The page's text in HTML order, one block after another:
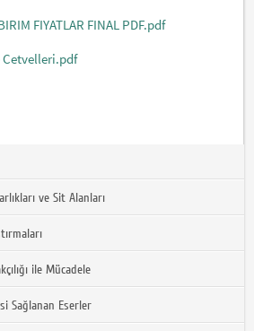
FIYATLAR FINAL PDF.pdf
Cetvelleri.pdf
ve Sit Alanları
ile Mücadele
Sağlanan Eserler